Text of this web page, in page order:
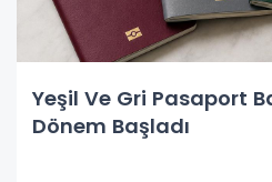
Yeşil Ve Gri Pasaport
Dönem Başladı